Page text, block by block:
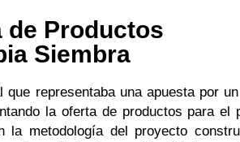
de Productos
Siembra
representaba una apuesta por
la oferta de productos para
metodología del proyecto